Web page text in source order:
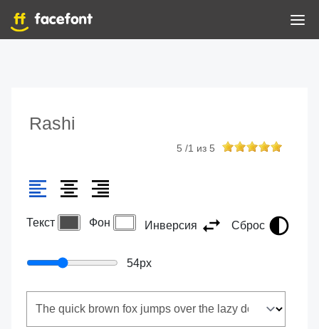
Rashi
5 /1 из 5
Текст Фон Инверсия Сброс
54px